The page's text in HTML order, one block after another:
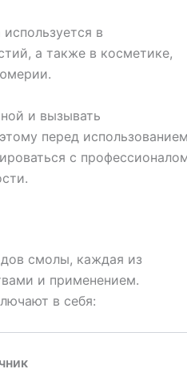
в
а также в косметике,
и вызывать
перед использованием
с
смолы, каждая из
и применением.
в себя: